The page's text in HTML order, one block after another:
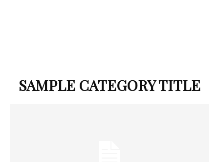
SAMPLE CATEGORY TITLE